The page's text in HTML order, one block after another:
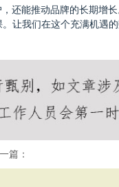
还能推动品牌的长期增
让我们在这个充满机遇
篇：